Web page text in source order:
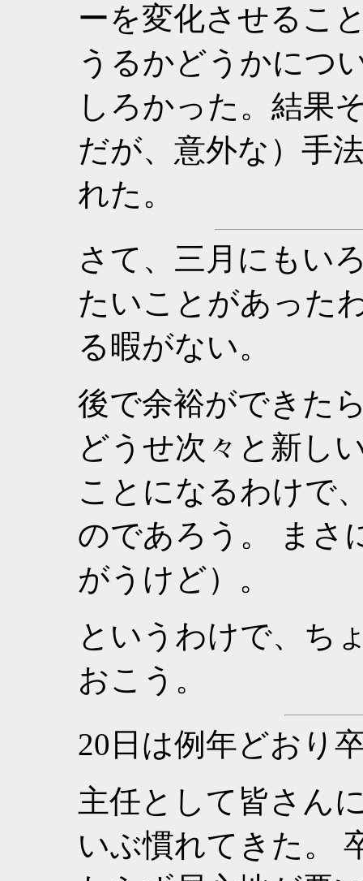
ーを変化させるこ
うるかどうかにつ
しろかった。結果
だが、意外な）手
れた。
さて、三月にもい
たいことがあった
る暇がない。
後で余裕ができた
どうせ次々と新し
ことになるわけで
のであろう。 まさ
がうけど）。
というわけで、ち
おこう。
20日は例年どおり
主任として皆さん
いぶ慣れてきた。